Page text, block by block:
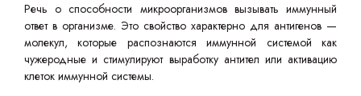
Речь о способности микроорганизмов вызывать иммунный
ответ в организме. Это свойство характерно для антигенов —
молекул, которые распознаются иммунной системой как
чужеродные и стимулируют выработку антител или активацию
клеток иммунной системы.